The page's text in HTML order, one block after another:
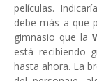
películas.
debe más a que
gimnasio que la
está recibiendo
hasta ahora. La